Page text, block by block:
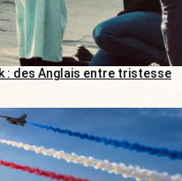
: des Anglais entre tristesse